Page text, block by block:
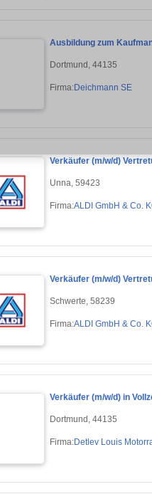
Ausbildung zum
Dortmund, 44135
Firma:Deichmann SE
Verkäufer (m/w/d)
Unna, 59423
Firma:ALDI GmbH & Co.
Verkäufer (m/w/d)
Schwerte, 58239
Firma:ALDI GmbH & Co.
Verkäufer (m/w/d) in
Dortmund, 44135
Firma:Detlev Louis